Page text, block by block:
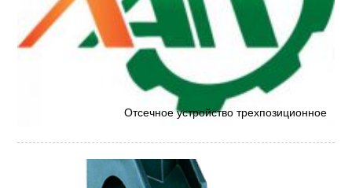
Отсечное устройство трехпозиционное